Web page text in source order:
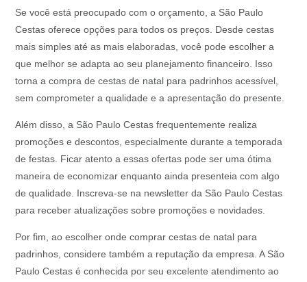
Se você está preocupado com o orçamento, a São Paulo
Cestas oferece opções para todos os preços. Desde cestas
mais simples até as mais elaboradas, você pode escolher a
que melhor se adapta ao seu planejamento financeiro. Isso
torna a compra de cestas de natal para padrinhos acessível,
sem comprometer a qualidade e a apresentação do presente.
Além disso, a São Paulo Cestas frequentemente realiza
promoções e descontos, especialmente durante a temporada
de festas. Ficar atento a essas ofertas pode ser uma ótima
maneira de economizar enquanto ainda presenteia com algo
de qualidade. Inscreva-se na newsletter da São Paulo Cestas
para receber atualizações sobre promoções e novidades.
Por fim, ao escolher onde comprar cestas de natal para
padrinhos, considere também a reputação da empresa. A São
Paulo Cestas é conhecida por seu excelente atendimento ao